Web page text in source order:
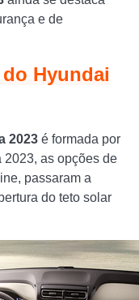
e de
Hyundai
2023 é formada por
2023, as opções de
passaram a
do teto solar